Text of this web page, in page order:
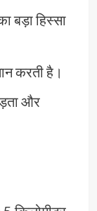
बड़ा हिस्सा
करती है।
और